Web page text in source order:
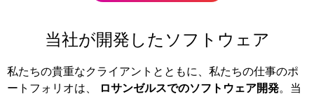
当社が開発したソフトウェア
私たちの貴重なクライアントとともに、私たちの仕事のポ
ートフォリオは、
ロサンゼルスでのソフトウェア開発。当